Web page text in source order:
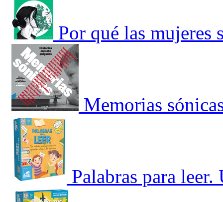
Por qué las mujeres
Memorias
Palabras para